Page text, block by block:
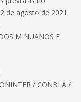
de agosto de 2021.
MINUANOS E
/ CONBLA /